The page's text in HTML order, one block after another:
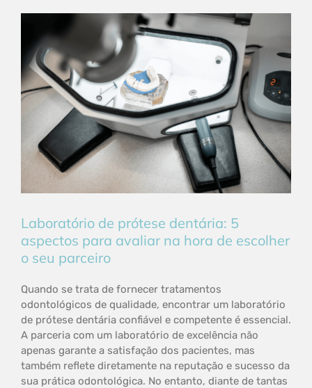
Laboratório de prótese dentária: 5
aspectos para avaliar na hora de escolher
o seu parceiro
Quando se trata de fornecer tratamentos
odontológicos de qualidade, encontrar um laboratório
de prótese dentária confiável e competente é essencial.
A parceria com um laboratório de excelência não
apenas garante a satisfação dos pacientes, mas
também reflete diretamente na reputação e sucesso da
sua prática odontológica. No entanto, diante de tantas